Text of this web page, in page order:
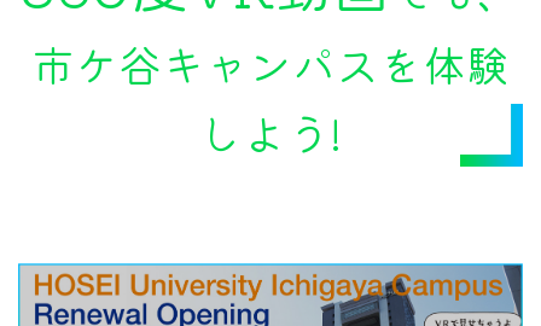
市ケ谷キャンパスを体験
しよう!